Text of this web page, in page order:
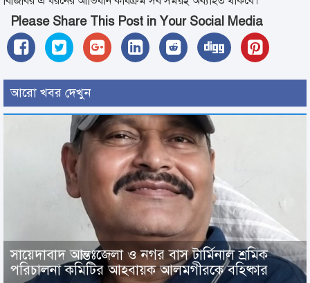
Please Share This Post in Your Social Media
আরো খবর দেখুন
সায়েদাবাদ আন্তঃজেলা ও নগর বাস টার্মিনাল শ্রমিক
পরিচালনা কমিটির আহবায়ক আলমগীরকে বহিষ্কার